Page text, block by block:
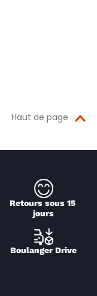
Haut de page
Retours sous 15
jours
Boulanger Drive